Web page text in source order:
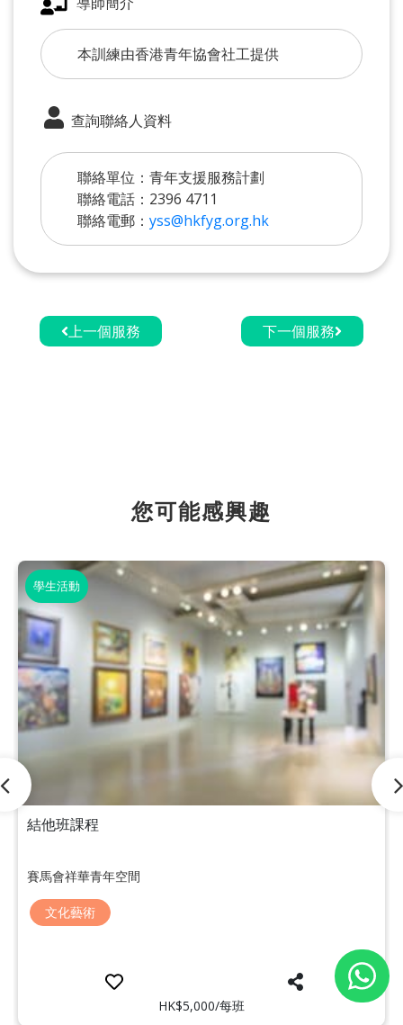
本訓練由香港青年協會社工提供
查詢聯絡人資料
聯絡單位：青年支援服務計劃
聯絡電話：2396 4711
聯絡電郵： yss@hkfyg.org.hk
上一個服務 下一個服務
您可能感興趣
學生活動
結他班課程
賽馬會祥華青年空間
文化藝術
HK$5,000/每班